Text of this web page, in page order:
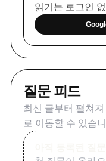
읽기는 로그인
질문 피드
최신 글부터 펼쳐
로 이동할 수 있습